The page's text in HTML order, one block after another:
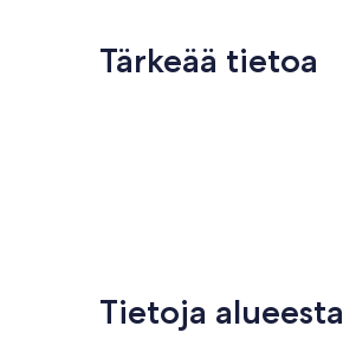
Tärkeää tietoa
Tietoja alueesta